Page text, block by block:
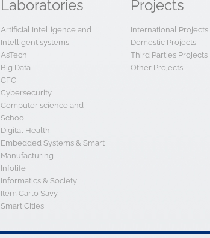
Laboratories
Artificial Intelligence and
Intelligent systems
AsTech
Big Data
CFC
Cybersecurity
Computer science and
School
Digital Health
Embedded Systems & Smart
Manufacturing
Infolife
Informatics & Society
Item Carlo Savy
Smart Cities
Projects
International Projects
Domestic Projects
Third Parties Projects
Other Projects